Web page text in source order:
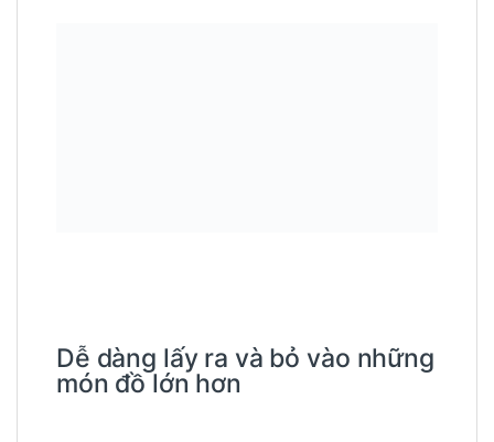
Dễ dàng lấy ra và bỏ vào những
món đồ lớn hơn